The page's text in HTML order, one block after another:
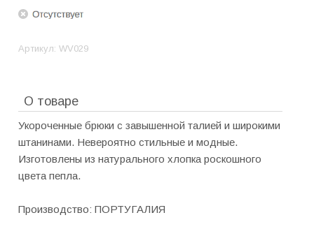
Артикул: WV029
О товаре
Укороченные брюки с завышенной талией и широкими
штанинами. Невероятно стильные и модные.
Изготовлены из натурального хлопка роскошного
цвета пепла.
Производство: ПОРТУГАЛИЯ